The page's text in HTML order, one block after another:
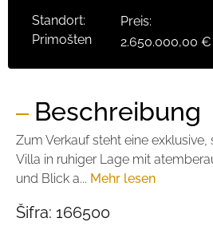
Standort:
Primošten
Preis:
2.650.000,00 €
Beschreibung
Zum Verkauf steht eine
Villa in ruhiger Lage mit
und Blick a... Mehr lesen
Šifra: 166500